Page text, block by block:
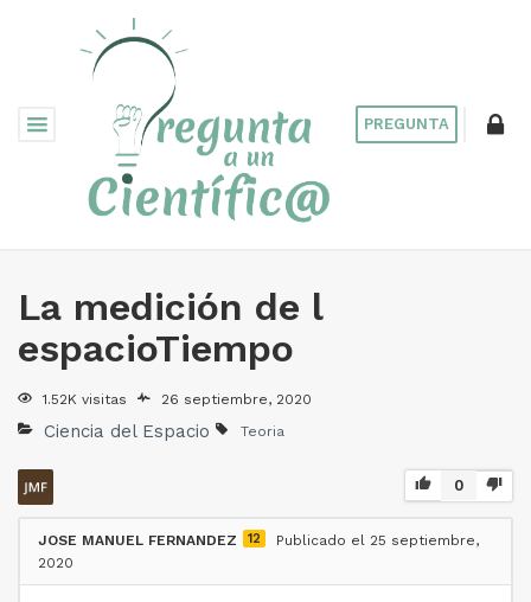
PREGUNTA
La medición de l
espacioTiempo
1.52K visitas 26 septiembre, 2020
Ciencia del Espacio Teoria
0
JOSE MANUEL FERNANDEZ 12
Publicado el 25 septiembre,
2020